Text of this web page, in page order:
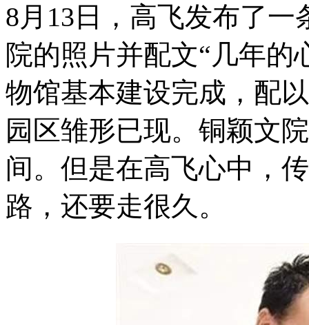
8月13日，高飞发布了
院的照片并配文“几年的
物馆基本建设完成，配
园区雏形已现。铜颖文
间。但是在高飞心中，
路，还要走很久。